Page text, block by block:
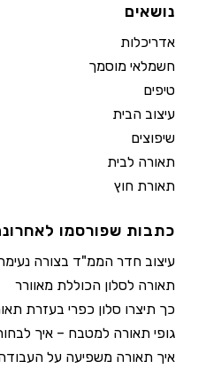
נושאים
אדריכלות
חשמלאי מוסמך
טיפים
עיצוב הבית
שיפוצים
תאורה לבית
תאורת חוץ
כתבות שפורסמו
עיצוב חדר הממ"ד בצורה
תאורה לסלון הכוללת מאוורר
כך תיצרו סלון כפרי בעזרת
גופי תאורה למטבח – איך
איך תאורה משפיעה על